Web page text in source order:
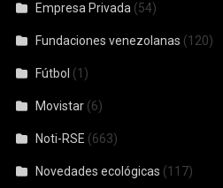
Empresa Privada (54)
Fundaciones venezolanas (120)
Fútbol (1)
Movistar (6)
Noti-RSE (663)
Novedades ecológicas (117)